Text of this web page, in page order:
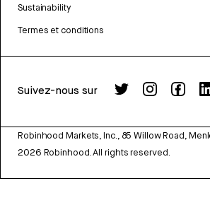
Sustainability
Termes et conditions
Suivez-nous sur
Robinhood Markets, Inc., 85 Willow Road,
2026 Robinhood. All rights reserved.